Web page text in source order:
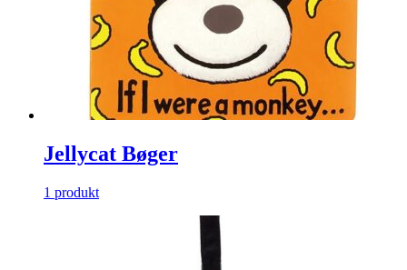
Jellycat Bøger
1 produkt